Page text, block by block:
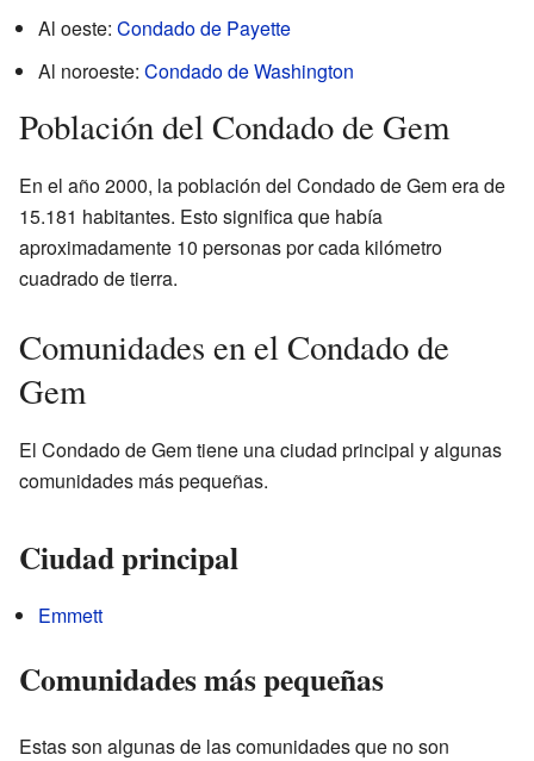
Al oeste: Condado de Payette
Al noroeste: Condado de Washington
Población del Condado de Gem
En el año 2000, la población del Condado de Gem era de
15.181 habitantes. Esto significa que había
aproximadamente 10 personas por cada kilómetro
cuadrado de tierra.
Comunidades en el Condado de
Gem
El Condado de Gem tiene una ciudad principal y algunas
comunidades más pequeñas.
Ciudad principal
Emmett
Comunidades más pequeñas
Estas son algunas de las comunidades que no son